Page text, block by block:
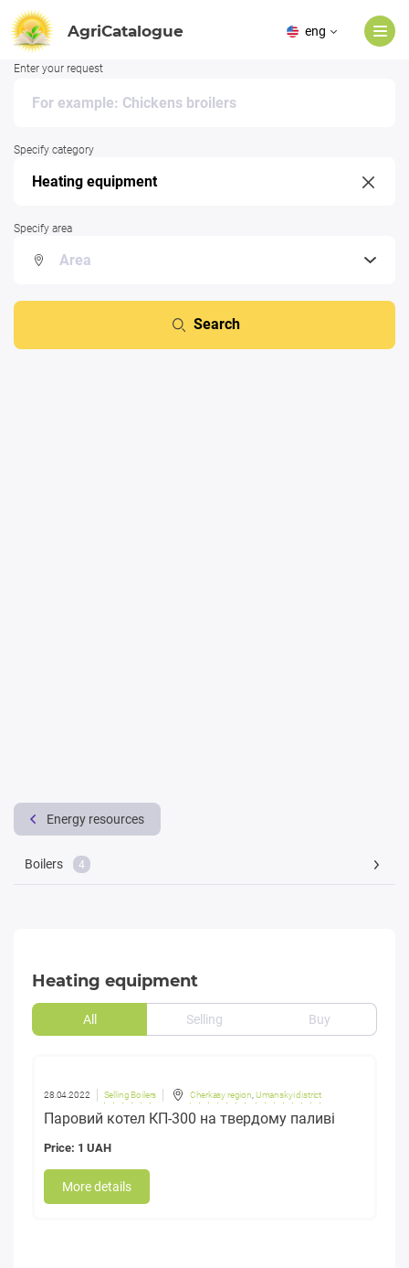
AgriCatalogue eng
Enter your request
Specify category
Specify area
Search
Energy resources
Boilers 4
Heating equipment
All Selling Buy
28.04.2022 Selling Boilers Cherkasy region Umanskyi district
Паровий котел КП-300 на твердому паливі
Price: 1 UAH
More details